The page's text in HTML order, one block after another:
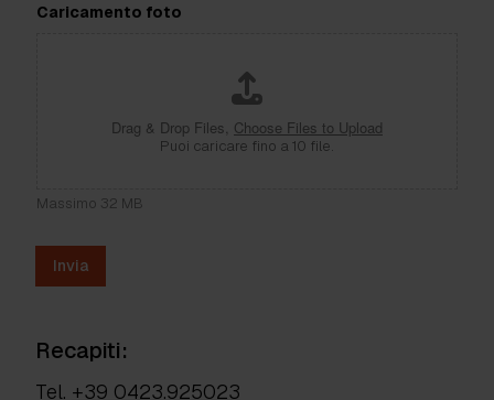
Caricamento foto
Drag & Drop Files, Choose Files to Upload
Puoi caricare fino a 10 file.
Massimo 32 MB
Invia
Recapiti:
Tel. +39 0423.925023